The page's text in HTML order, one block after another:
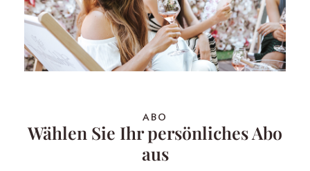
ABO
Wählen Sie Ihr persönliches Abo
aus